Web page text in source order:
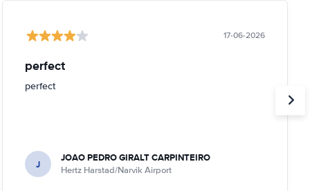
17-06-2026
perfect
perfect
J JOAO PEDRO GIRALT CARPINTEIRO
Hertz Harstad/Narvik Airport